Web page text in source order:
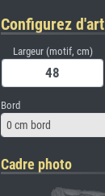
Configurez d'art
Largeur (motif, cm)
Bord
0 cm bord
Cadre photo